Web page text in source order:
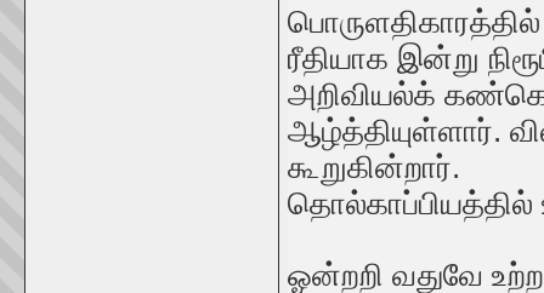
ரீதியாக இன்று
அறிவியல்க்
ஆழ்த்தியுள்ளார்.
கூறுகின்றார்.
தொல்காப்பியத்தில்
ஓன்றறி வதுவே